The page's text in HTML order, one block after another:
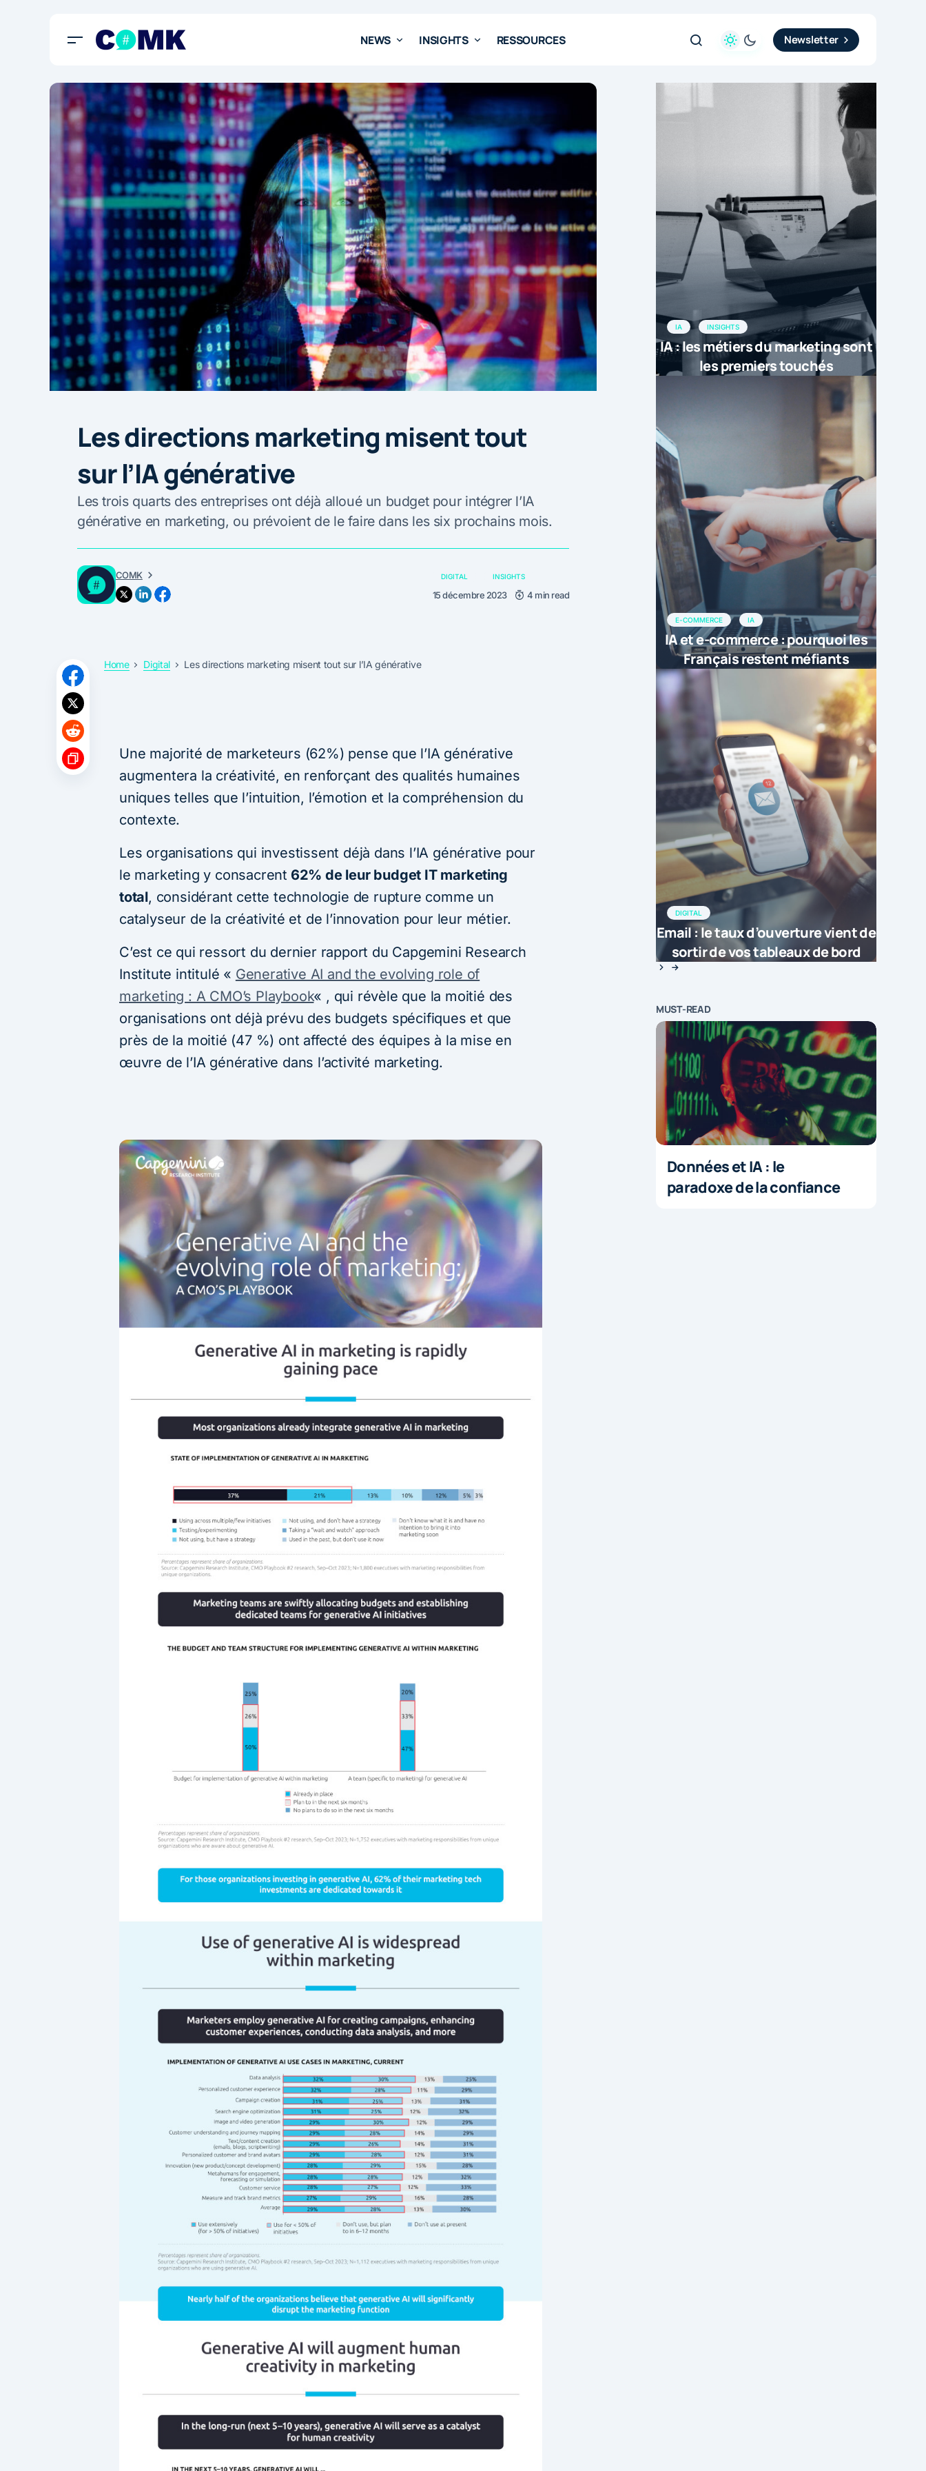
NEWS INSIGHTS RESSOURCES Newsletter
Les directions marketing misent tout
sur l’IA générative
Les trois quarts des entreprises ont déjà alloué un budget pour intégrer l’IA
générative en marketing, ou prévoient de le faire dans les six prochains mois.
COMK DIGITAL INSIGHTS
15 décembre 2023 4 min read
Home Digital Les directions marketing misent tout sur l’IA générative
Une majorité de marketeurs (62%) pense que l’IA générative
augmentera la créativité, en renforçant des qualités humaines
uniques telles que l’intuition, l’émotion et la compréhension du
contexte.
Les organisations qui investissent déjà dans l’IA générative pour
le marketing y consacrent 62% de leur budget IT marketing
total, considérant cette technologie de rupture comme un
catalyseur de la créativité et de l’innovation pour leur métier.
C’est ce qui ressort du dernier rapport du Capgemini Research
Institute intitulé « Generative AI and the evolving role of
marketing : A CMO’s Playbook« , qui révèle que la moitié des
organisations ont déjà prévu des budgets spécifiques et que
près de la moitié (47 %) ont affecté des équipes à la mise en
œuvre de l’IA générative dans l’activité marketing.
IA INSIGHTS
IA : les métiers du marketing sont
les premiers touchés
E-COMMERCE IA
IA et e-commerce : pourquoi les
Français restent méfiants
DIGITAL
Email : le taux d’ouverture vient de
sortir de vos tableaux de bord
MUST-READ
Données et IA : le
paradoxe de la confiance